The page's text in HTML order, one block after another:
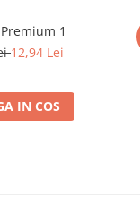
1
12,94 Lei
IN COS